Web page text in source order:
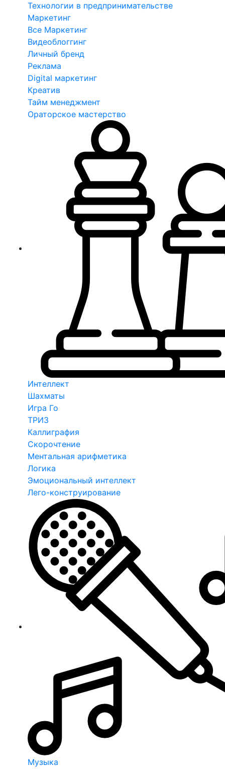
Технологии в предпринимательстве
Маркетинг
Все Маркетинг
Видеоблоггинг
Личный бренд
Реклама
Digital маркетинг
Креатив
Тайм менеджмент
Ораторское мастерство
Интеллект
Шахматы
Игра Го
ТРИЗ
Каллиграфия
Скорочтение
Ментальная арифметика
Логика
Эмоциональный интеллект
Лего-конструирование
Музыка